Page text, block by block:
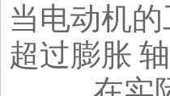
当电动机
超过膨胀